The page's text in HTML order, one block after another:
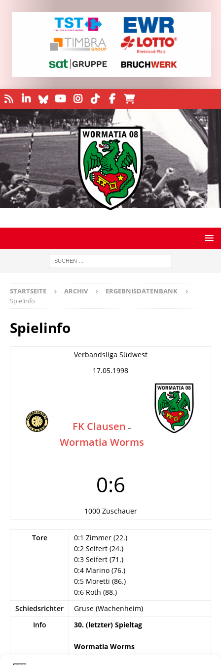
STARTSEITE ARCHIV
ERGEBNISDATENBANK
Spielinfo
Spielinfo
Verbandsliga Südwest
17.05.1998
FK Clausen –
Wormatia Worms
0:6
1000 Zuschauer
Tore
0:1 Zimmer (22.)
0:2 Seifert (24.)
0:3 Seifert (71.)
0:4 Marino (76.)
0:5 Moretti (86.)
0:6 Röth (88.)
Schiedsrichter
Gruse (Wachenheim)
Info
30. (letzter) Spieltag
Wormatia Worms